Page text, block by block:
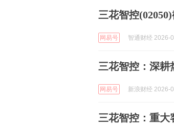
三花智控
网易号 智通财经 2026-
三花智控：深耕
网易号 新浪财经 2026-
三花智控：重大